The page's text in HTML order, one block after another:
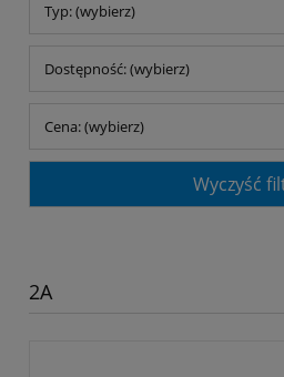
Typ: (wybierz)
Dostępność: (wybierz)
Cena: (wybierz)
Wyczyść
2A